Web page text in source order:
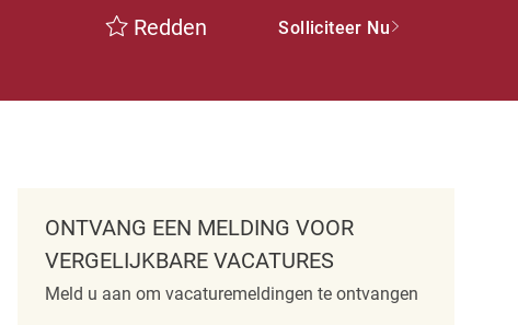
Redden Solliciteer Nu
ONTVANG EEN MELDING VOOR
VERGELIJKBARE VACATURES
Meld u aan om vacaturemeldingen te ontvangen